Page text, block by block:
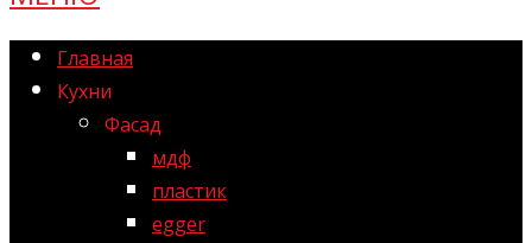
Главная
Кухни
Фасад
мдф
пластик
egger